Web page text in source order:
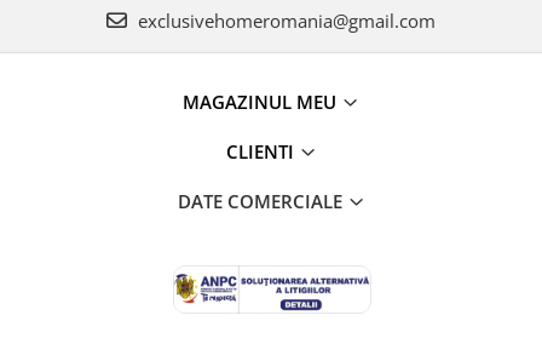
exclusivehomeromania@gmail.com
MAGAZINUL MEU
CLIENTI
DATE COMERCIALE